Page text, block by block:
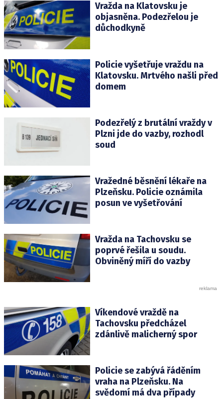
Vražda na Klatovsku je
objasněna. Podezřelou je
důchodkyně
Policie vyšetřuje vraždu na
Klatovsku. Mrtvého našli před
domem
Podezřelý z brutální vraždy v
Plzni jde do vazby, rozhodl
soud
Vražedné běsnění lékaře na
Plzeňsku. Policie oznámila
posun ve vyšetřování
Vražda na Tachovsku se
poprvé řešila u soudu.
Obviněný míří do vazby
Víkendové vraždě na
Tachovsku předcházel
zdánlivě malicherný spor
Policie se zabývá řáděním
vraha na Plzeňsku. Na
svědomí má dva případy